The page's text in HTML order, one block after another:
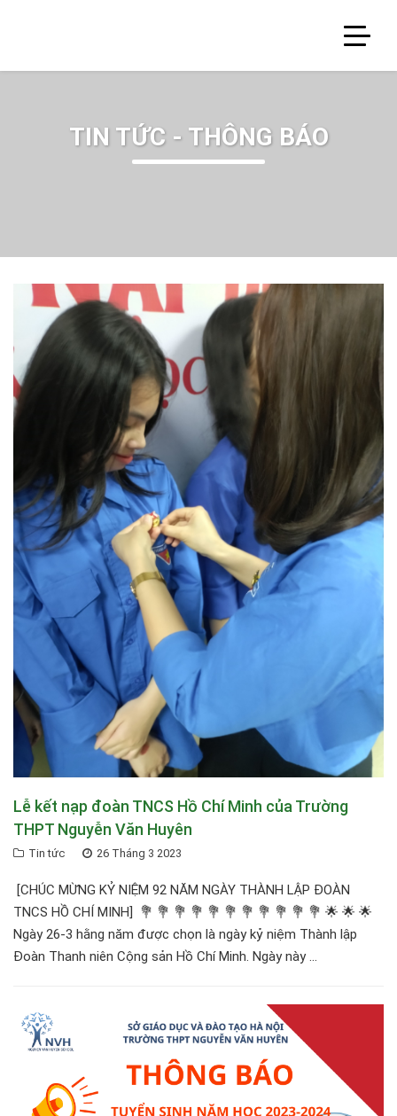
TIN TỨC - THÔNG BÁO
Lễ kết nạp đoàn TNCS Hồ Chí Minh của Trường
THPT Nguyễn Văn Huyên
Tin tức 26 Tháng 3 2023
[CHÚC MỪNG KỶ NIỆM 92 NĂM NGÀY THÀNH LẬP ĐOÀN
TNCS HỒ CHÍ MINH] 💐 💐 💐 💐 💐 💐 💐 💐 💐 💐 💐 🌟 🌟 🌟
Ngày 26-3 hằng năm được chọn là ngày kỷ niệm Thành lập
Đoàn Thanh niên Cộng sản Hồ Chí Minh. Ngày này ...